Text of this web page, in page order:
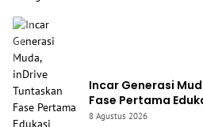
Incar Generasi
Fase Pertama
Berkendara di Jabar
8 Agustus 2026